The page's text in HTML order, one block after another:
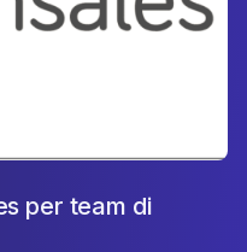
per team di